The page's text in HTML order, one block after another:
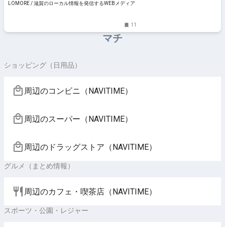
LOMORE / 滋賀のローカル情報を発信するWEBメディア
11
マチ
ショッピング（日用品）
周辺のコンビニ（NAVITIME）
周辺のスーパー（NAVITIME）
周辺のドラッグストア（NAVITIME）
グルメ（まとめ情報）
周辺のカフェ・喫茶店（NAVITIME）
スポーツ・公園・レジャー